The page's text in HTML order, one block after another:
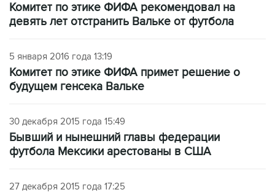
Комитет по этике ФИФА рекомендовал на
девять лет отстранить Вальке от футбола
5 января 2016 года 13:19
Комитет по этике ФИФА примет решение о
будущем генсека Вальке
30 декабря 2015 года 15:49
Бывший и нынешний главы федерации
футбола Мексики арестованы в США
27 декабря 2015 года 17:25